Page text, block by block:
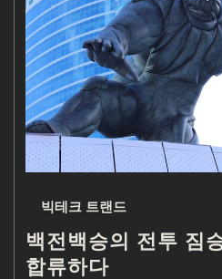
빅테크 트랜드
백전백승의 전투 짐
합류하다